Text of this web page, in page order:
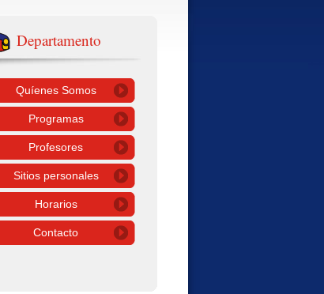
Departamento
Quíenes Somos
Programas
Profesores
Sitios personales
Horarios
Contacto